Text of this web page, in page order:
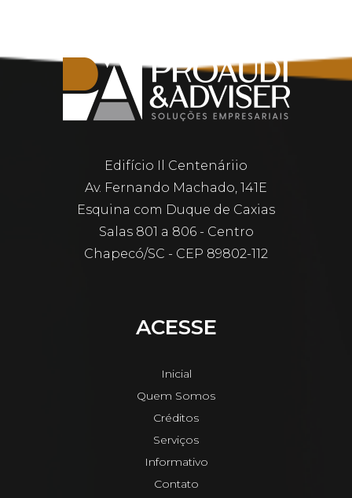
Edifício Il Centenáriio
Av. Fernando Machado, 141E
Esquina com Duque de Caxias
Salas 801 a 806 - Centro
Chapecó/SC - CEP 89802-112
ACESSE
Inicial
Quem Somos
Créditos
Serviços
Informativo
Contato